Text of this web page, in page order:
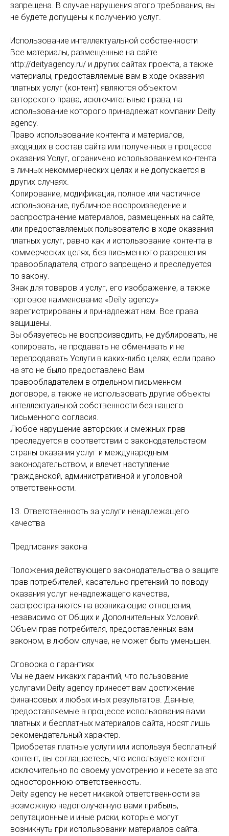
запрещена. В случае нарушения этого требования, вы
не будете допущены к получению услуг.
Использование интеллектуальной собственности
Все материалы, размещенные на сайте
http://deityagency.ru/ и других сайтах проекта, а также
материалы, предоставляемые вам в ходе оказания
платных услуг (контент) являются объектом
авторского права, исключительные права, на
использование которого принадлежат компании Deity
agency.
Право использование контента и материалов,
входящих в состав сайта или полученных в процессе
оказания Услуг, ограничено использованием контента
в личных некоммерческих целях и не допускается в
других случаях.
Копирование, модификация, полное или частичное
использование, публичное воспроизведение и
распространение материалов, размещенных на сайте,
или предоставляемых пользователю в ходе оказания
платных услуг, равно как и использование контента в
коммерческих целях, без письменного разрешения
правообладателя, строго запрещено и преследуется
по закону.
Знак для товаров и услуг, его изображение, а также
торговое наименование «Deity agency»
зарегистрированы и принадлежат нам. Все права
защищены.
Вы обязуетесь не воспроизводить, не дублировать, не
копировать, не продавать не обменивать и не
перепродавать Услуги в каких-либо целях, если право
на это не было предоставлено Вам
правообладателем в отдельном письменном
договоре, а также не использовать другие объекты
интеллектуальной собственности без нашего
письменного согласия.
Любое нарушение авторских и смежных прав
преследуется в соответствии с законодательством
страны оказания услуг и международным
законодательством, и влечет наступление
гражданской, административной и уголовной
ответственности.
13. Ответственность за услуги ненадлежащего
качества
Предписания закона
Положения действующего законодательства о защите
прав потребителей, касательно претензий по поводу
оказания услуг ненадлежащего качества,
распространяются на возникающие отношения,
независимо от Общих и Дополнительных Условий.
Объем прав потребителя, предоставленных вам
законом, в любом случае, не может быть уменьшен.
Оговорка о гарантиях
Мы не даем никаких гарантий, что пользование
услугами Deity agency принесет вам достижение
финансовых и любых иных результатов. Данные,
предоставляемые в процессе использования вами
платных и бесплатных материалов сайта, носят лишь
рекомендательный характер.
Приобретая платные услуги или используя бесплатный
контент, вы соглашаетесь, что используете контент
исключительно по своему усмотрению и несете за это
одностороннюю ответственность.
Deity agency не несет никакой ответственности за
возможную недополученную вами прибыль,
репутационные и иные риски, которые могут
возникнуть при использовании материалов сайта.